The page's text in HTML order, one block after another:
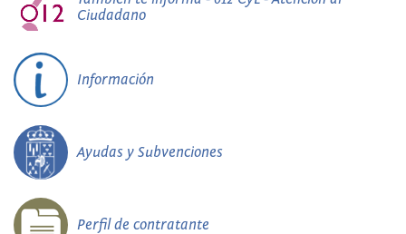
Ciudadano
Información
Ayudas y Subvenciones
Perfil de contratante